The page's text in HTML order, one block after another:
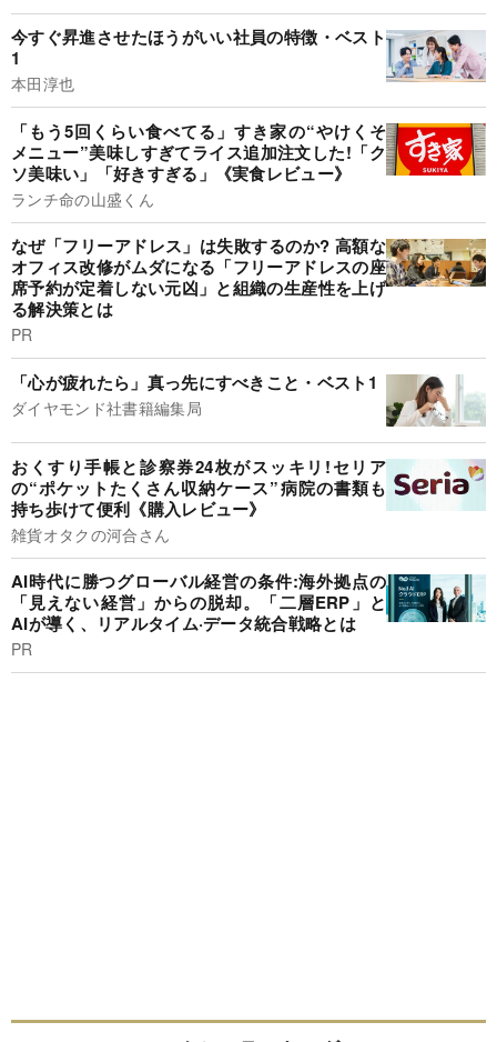
今すぐ昇進させたほうがいい社員の特徴・ベスト
1
本田淳也
「もう5回くらい食べてる」すき家の“やけくそ
メニュー”美味しすぎてライス追加注文した!「ク
ソ美味い」「好きすぎる」《実食レビュー》
ランチ命の山盛くん
なぜ「フリーアドレス」は失敗するのか? 高額な
オフィス改修がムダになる「フリーアドレスの座
席予約が定着しない元凶」と組織の生産性を上げ
る解決策とは
PR
「心が疲れたら」真っ先にすべきこと・ベスト1
ダイヤモンド社書籍編集局
おくすり手帳と診察券24枚がスッキリ!セリア
の“ポケットたくさん収納ケース”病院の書類も
持ち歩けて便利《購入レビュー》
雑貨オタクの河合さん
AI時代に勝つグローバル経営の条件:海外拠点の
「見えない経営」からの脱却。「二層ERP」と
AIが導く、リアルタイム·データ統合戦略とは
PR